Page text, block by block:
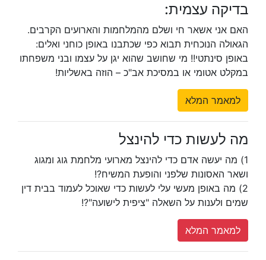
בדיקה עצמית:
האם אני אשאר חי ושלם מהמלחמות והארועים הקרבים.
הגאולה הנוכחית תבוא כפי שכתבנו באופן כוחני ואלים:
באופן סינתטי!! מי שחושב שהוא יגן על עצמו ובני משפחתו
במקלט אטומי או במסיכת אב"כ – הוזה באשליות!
למאמר המלא
מה לעשות כדי להינצל
1) מה יעשה אדם כדי להינצל מארועי מלחמת גוג ומגוג
ושאר האסונות שלפני והופעת המשיח?!
2) מה באופן מעשי עלי לעשות כדי שאוכל לעמוד בבית דין
שמים ולענות על השאלה "ציפית לישועה"?!
למאמר המלא